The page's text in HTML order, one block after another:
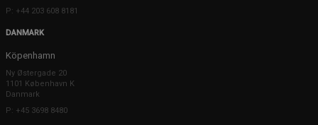
P: +44 203 608 8181
DANMARK
Köpenhamn
Ny Østergade 20
1101 København K
Danmark
P: +45 3698 8480